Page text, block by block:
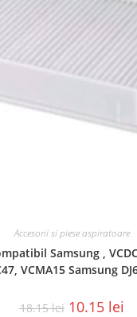
Accesorii si piese aspiratoare
Samsung ,
VCMA15 Samsung
18.15lei 10.15 lei